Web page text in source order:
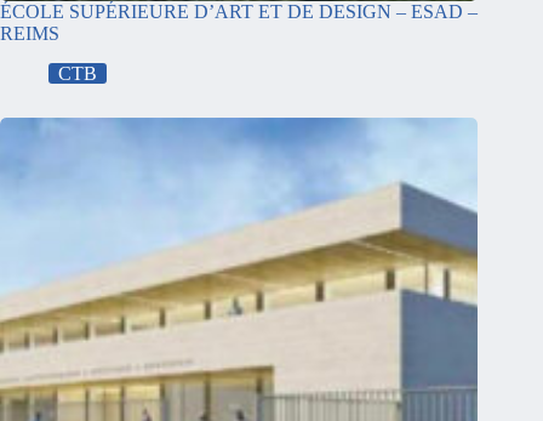
ÉCOLE SUPÉRIEURE D’ART ET DE DESIGN – ESAD –
REIMS
CTB